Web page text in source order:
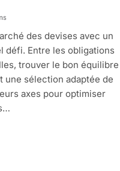
des devises avec un
défi. Entre les obligations
trouver le bon équilibre
une sélection adaptée de
axes pour optimiser